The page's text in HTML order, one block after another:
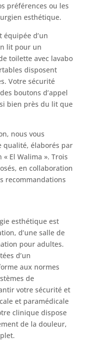
préférences ou les
esthétique.
équipée d’un
lit pour un
toilette avec lavabo
disposent
Votre sécurité
boutons d’appel
bien près du lit que
nous vous
qualité, élaborés par
El Walima ». Trois
en collaboration
recommandations
esthétique est
d’une salle de
pour adultes.
d’un
aux normes
de
votre sécurité et
et paramédicale
clinique dispose
de la douleur,